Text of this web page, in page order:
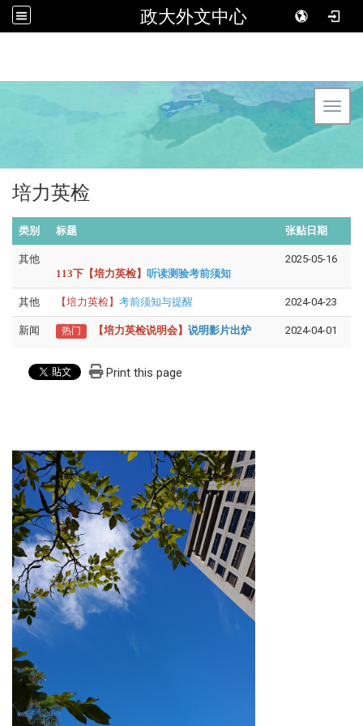
政大外文中心
培力英检
类别 标题 张贴日期
其他
113下【培力英检】 听读测验考前须知
2025-05-16
其他 【培力英检】 考前须知与提醒 2024-04-23
新闻 热门 【培力英检说明会】说明影片出炉 2024-04-01
Print this page